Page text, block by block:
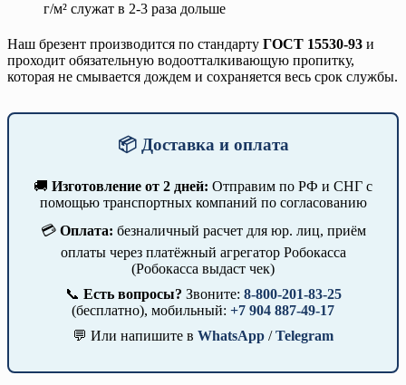
г/м² служат в 2-3 раза дольше
Наш брезент производится по стандарту ГОСТ 15530-93 и
проходит обязательную водоотталкивающую пропитку,
которая не смывается дождем и сохраняется весь срок службы.
📦 Доставка и оплата
🚚 Изготовление от 2 дней: Отправим по РФ и СНГ с
помощью транспортных компаний по согласованию
💳 Оплата: безналичный расчет для юр. лиц, приём
оплаты через платёжный агрегатор Робокасса
(Робокасса выдаст чек)
📞 Есть вопросы? Звоните: 8-800-201-83-25
(бесплатно), мобильный: +7 904 887-49-17
💬 Или напишите в WhatsApp /Telegram